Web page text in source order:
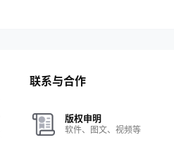
联系与合作
版权申明
软件、图文、视频等